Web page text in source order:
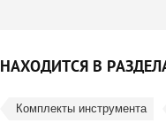
НАХОДИТСЯ В
Комплекты инструмента